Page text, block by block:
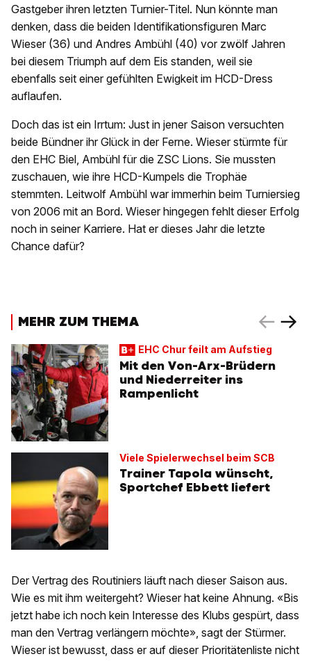
Gastgeber ihren letzten Turnier-Titel. Nun könnte man
denken, dass die beiden Identifikationsfiguren Marc
Wieser (36) und Andres Ambühl (40) vor zwölf Jahren
bei diesem Triumph auf dem Eis standen, weil sie
ebenfalls seit einer gefühlten Ewigkeit im HCD-Dress
auflaufen.
Doch das ist ein Irrtum: Just in jener Saison versuchten
beide Bündner ihr Glück in der Ferne. Wieser stürmte für
den EHC Biel, Ambühl für die ZSC Lions. Sie mussten
zuschauen, wie ihre HCD-Kumpels die Trophäe
stemmten. Leitwolf Ambühl war immerhin beim Turniersieg
von 2006 mit an Bord. Wieser hingegen fehlt dieser Erfolg
noch in seiner Karriere. Hat er dieses Jahr die letzte
Chance dafür?
MEHR ZUM THEMA
EHC Chur feilt am Aufstieg
Mit den Von-Arx-Brüdern
und Niederreiter ins
Rampenlicht
Viele Spielerwechsel beim SCB
Trainer Tapola wünscht,
Sportchef Ebbett liefert
Der Vertrag des Routiniers läuft nach dieser Saison aus.
Wie es mit ihm weitergeht? Wieser hat keine Ahnung. «Bis
jetzt habe ich noch kein Interesse des Klubs gespürt, dass
man den Vertrag verlängern möchte», sagt der Stürmer.
Wieser ist bewusst, dass er auf dieser Prioritätenliste nicht